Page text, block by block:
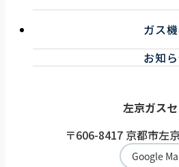
左京ガス
〒606-8417 京都市左
Google
企業
お知らせ
浴室リフ
トイレ・洗面
その他リ
ガス
ガス機器サ
お知